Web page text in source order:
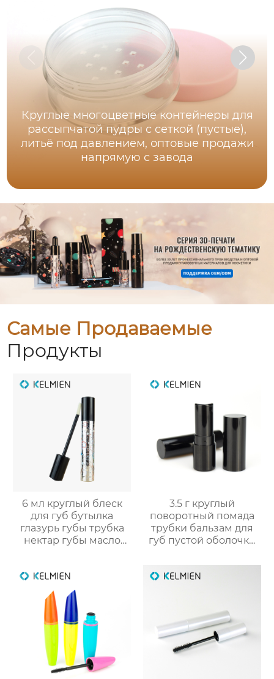
Круглые многоцветные контейнеры для
рассыпчатой пудры с сеткой (пустые),
литьё под давлением, оптовые продажи
напрямую с завода
Самые Продаваемые
Продукты
6 мл круглый блеск
для губ бутылка
глазурь губы трубка
нектар губы масло
упаковка маркировка
3.5 г круглый
поворотный помада
трубки бальзам для
губ пустой оболочки